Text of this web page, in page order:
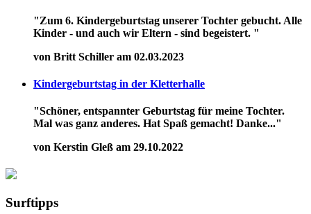
"Zum 6. Kindergeburtstag unserer Tochter gebucht. Alle
Kinder - und auch wir Eltern - sind begeistert. "
von Britt Schiller am 02.03.2023
Kindergeburtstag in der Kletterhalle
"Schöner, entspannter Geburtstag für meine Tochter.
Mal was ganz anderes. Hat Spaß gemacht! Danke..."
von Kerstin Gleß am 29.10.2022
Surftipps